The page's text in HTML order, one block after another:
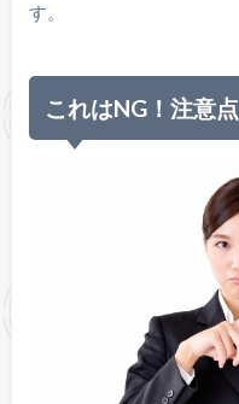
す。
これはNG！注意点